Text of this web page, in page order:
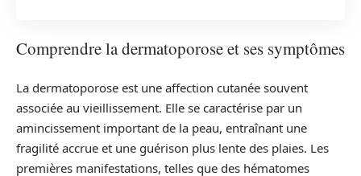
Comprendre la dermatoporose et ses symptômes
La dermatoporose est une affection cutanée souvent
associée au vieillissement. Elle se caractérise par un
amincissement important de la peau, entraînant une
fragilité accrue et une guérison plus lente des plaies. Les
premières manifestations, telles que des hématomes